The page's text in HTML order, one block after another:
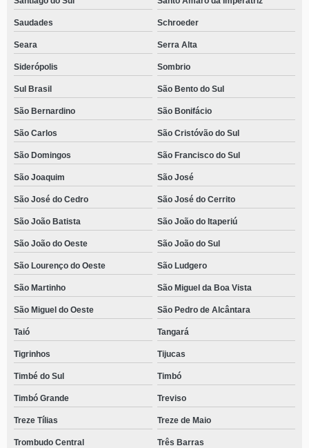
Saudades Schroeder
Seara Serra Alta
Siderópolis Sombrio
Sul Brasil São Bento do Sul
São Bernardino São Bonifácio
São Carlos São Cristóvão do Sul
São Domingos São Francisco do Sul
São Joaquim São José
São José do Cedro São José do Cerrito
São João Batista São João do Itaperiú
São João do Oeste São João do Sul
São Lourenço do Oeste São Ludgero
São Martinho São Miguel da Boa Vista
São Miguel do Oeste São Pedro de Alcântara
Taió Tangará
Tigrinhos Tijucas
Timbé do Sul Timbó
Timbó Grande Treviso
Treze Tílias Treze de Maio
Trombudo Central Três Barras